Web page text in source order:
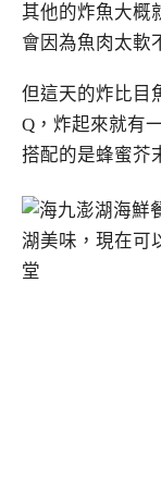
其他的炸魚大概
會因為魚肉太軟
但這天的炸比目
Q，炸起來就有
搭配的是蜂蜜芥